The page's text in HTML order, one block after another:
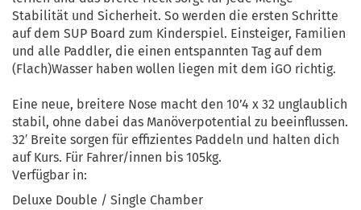
Stabilität und Sicherheit. So werden die ersten Schritte
auf dem SUP Board zum Kinderspiel. Einsteiger, Familien
und alle Paddler, die einen entspannten Tag auf dem
(Flach)Wasser haben wollen liegen mit dem iGO richtig.
Eine neue, breitere Nose macht den 10’4 x 32 unglaublich
stabil, ohne dabei das Manöverpotential zu beeinflussen.
32′ Breite sorgen für effizientes Paddeln und halten dich
auf Kurs. Für Fahrer/innen bis 105kg.
Verfügbar in:
Deluxe Double / Single Chamber